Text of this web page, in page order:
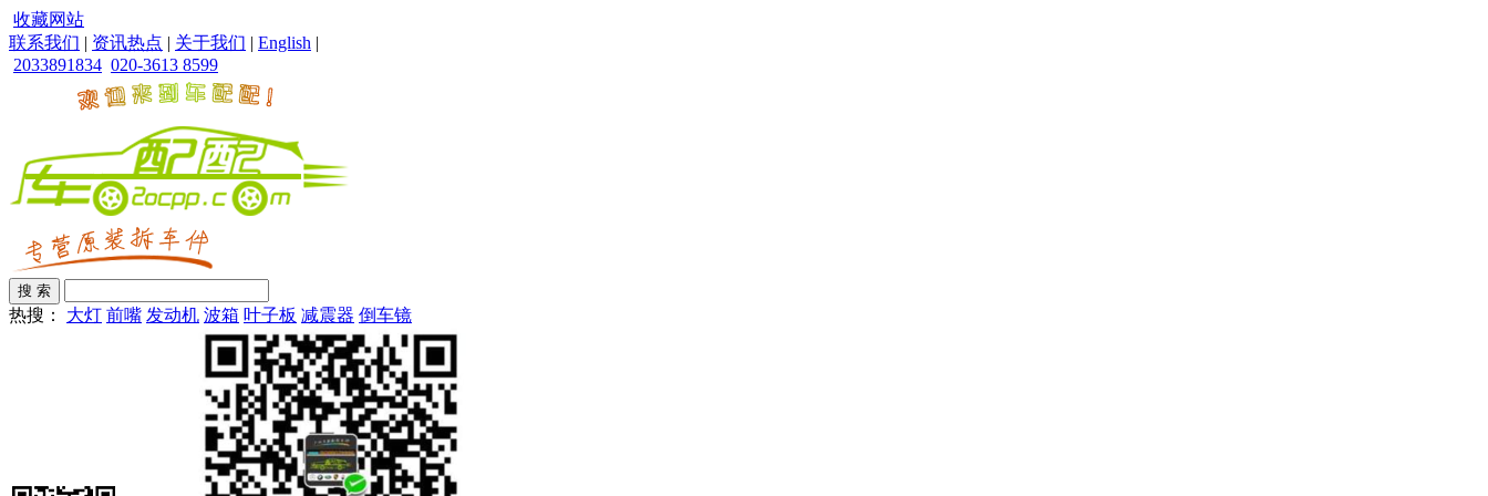
收藏网站
联系我们 | 资讯热点 | 关于我们 | English |
2033891834 020-3613 8599
热搜： 大灯 前嘴 发动机 波箱 叶子板 减震器 倒车镜